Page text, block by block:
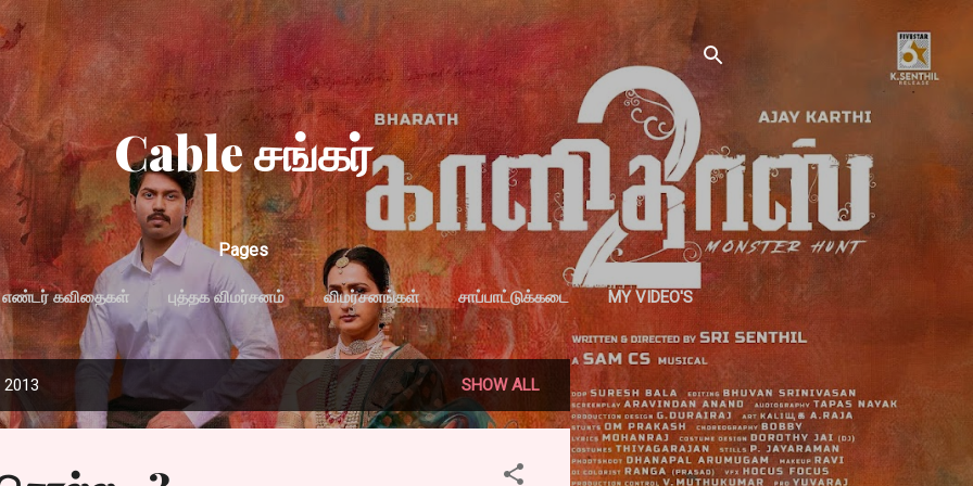
Skip to main content
Cable சங்கர்
Pages
எண்டர் கவிதைகள் புத்தக விமர்சனம் விமர்சனங்கள் சாப்பாட்டுக்கடை MY VIDEO'S
MORE… PRIVACY POLICY
SHOW ALL